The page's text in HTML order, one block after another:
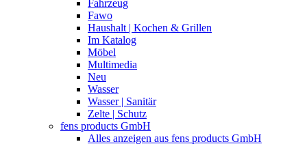
Fahrzeug
Fawo
Haushalt | Kochen & Grillen
Im Katalog
Möbel
Multimedia
Neu
Wasser
Wasser | Sanitär
Zelte | Schutz
fens products GmbH
Alles anzeigen aus fens products GmbH